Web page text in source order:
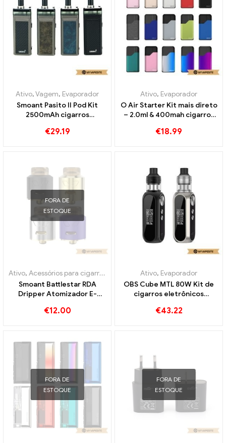
Ativo,Vagem, Evaporador
Smoant Pasito II Pod Kit
2500mAh cigarros
Personalizado
€29.19
Ativo, Evaporador
O Air Starter Kit mais direto
– 2.0ml & 400mah cigarros
Personalizado
€18.99
FORA DE
ESTOQUE
Ativo, Acessórios para cigarros eletrônicos ,Evaporador
Smoant Battlestar RDA
Dripper Atomizador E-
Personalizado
€12.00
Ativo, Evaporador
OBS Cube MTL 80W Kit de
cigarros eletrônicos
€43.22
FORA DE
ESTOQUE
FORA DE
ESTOQUE